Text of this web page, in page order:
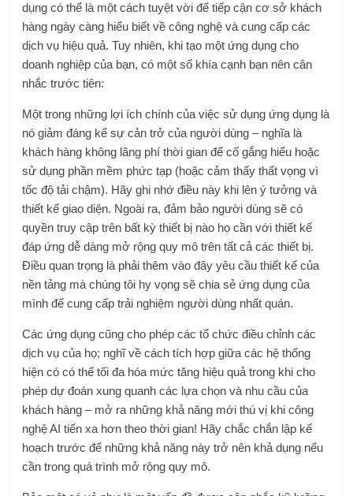
dụng có thể là một cách tuyệt vời để tiếp cận cơ sở khách
hàng ngày càng hiểu biết về công nghệ và cung cấp các
dịch vụ hiệu quả. Tuy nhiên, khi tạo một ứng dụng cho
doanh nghiệp của bạn, có một số khía cạnh bạn nên cân
nhắc trước tiên:
Một trong những lợi ích chính của việc sử dụng ứng dụng là
nó giảm đáng kể sự cản trở của người dùng – nghĩa là
khách hàng không lãng phí thời gian để cố gắng hiểu hoặc
sử dụng phần mềm phức tạp (hoặc cảm thấy thất vọng vì
tốc độ tải chậm). Hãy ghi nhớ điều này khi lên ý tưởng và
thiết kế giao diện. Ngoài ra, đảm bảo người dùng sẽ có
quyền truy cập trên bất kỳ thiết bị nào họ cần với thiết kế
đáp ứng dễ dàng mở rộng quy mô trên tất cả các thiết bị.
Điều quan trọng là phải thêm vào đâyyêu cầu thiết kế của
nền tảng mà chúng tôi hy vọng sẽ chia sẻ ứng dụng của
mình để cung cấp trải nghiệm người dùng nhất quán.
Các ứng dụng cũng cho phép các tổ chức điều chỉnh các
dịch vụ của họ; nghĩ về cách tích hợp giữa các hệ thống
hiện có có thể tối đa hóa mức tăng hiệu quả trong khi cho
phép dự đoán xung quanh các lựa chọn và nhu cầu của
khách hàng – mở ra những khả năng mới thú vị khi công
nghệ AI tiến xa hơn theo thời gian! Hãy chắc chắn lập kế
hoạch trước để những khả năng này trở nên khả dụng nếu
cần trong quá trình mở rộng quy mô.